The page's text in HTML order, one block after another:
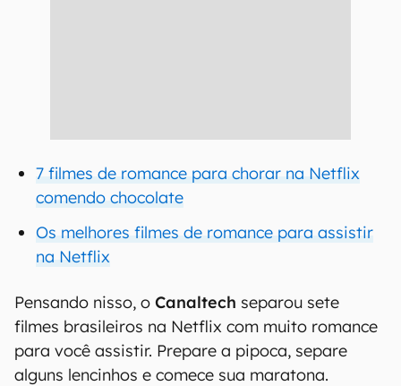
7 filmes de romance para chorar na Netflix
comendo chocolate
Os melhores filmes de romance para assistir
na Netflix
Pensando nisso, o Canaltech separou sete
filmes brasileiros na Netflix com muito romance
para você assistir. Prepare a pipoca, separe
alguns lencinhos e comece sua maratona.